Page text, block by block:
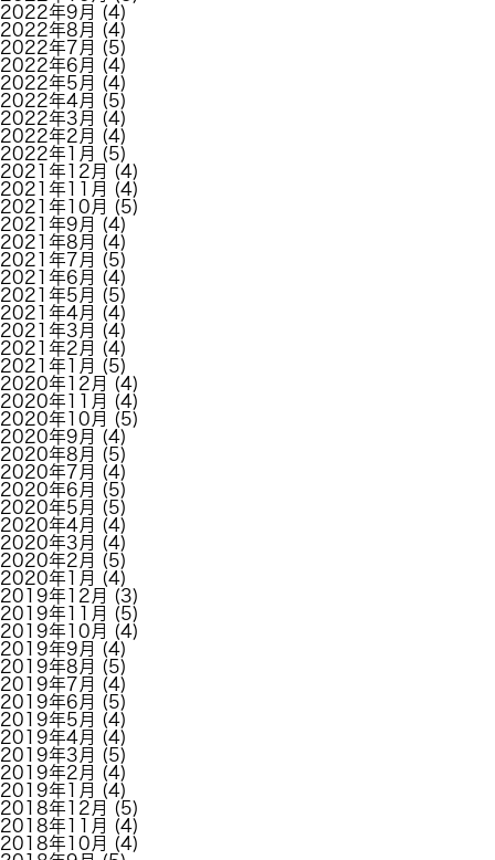
2022年9月
(4)
2022年8月
(4)
2022年7月
(5)
2022年6月
(4)
2022年5月
(4)
2022年4月
(5)
2022年3月
(4)
2022年2月
(4)
2022年1月
(5)
2021年12月
(4)
2021年11月
(4)
2021年10月
(5)
2021年9月
(4)
2021年8月
(4)
2021年7月
(5)
2021年6月
(4)
2021年5月
(5)
2021年4月
(4)
2021年3月
(4)
2021年2月
(4)
2021年1月
(5)
2020年12月
(4)
2020年11月
(4)
2020年10月
(5)
2020年9月
(4)
2020年8月
(5)
2020年7月
(4)
2020年6月
(5)
2020年5月
(5)
2020年4月
(4)
2020年3月
(4)
2020年2月
(5)
2020年1月
(4)
2019年12月
(3)
2019年11月
(5)
2019年10月
(4)
2019年9月
(4)
2019年8月
(5)
2019年7月
(4)
2019年6月
(5)
2019年5月
(4)
2019年4月
(4)
2019年3月
(5)
2019年2月
(4)
2019年1月
(4)
2018年12月
(5)
2018年11月
(4)
2018年10月
(4)